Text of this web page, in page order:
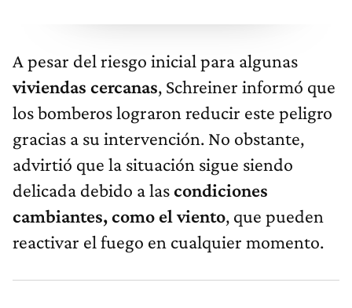
A pesar del riesgo inicial para algunas
viviendas cercanas, Schreiner informó que
los bomberos lograron reducir este peligro
gracias a su intervención. No obstante,
advirtió que la situación sigue siendo
delicada debido a lascondiciones
cambiantes, como el viento, que pueden
reactivar el fuego en cualquier momento.